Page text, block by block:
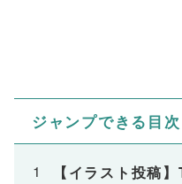
ジャンプできる目次
【イラスト投稿